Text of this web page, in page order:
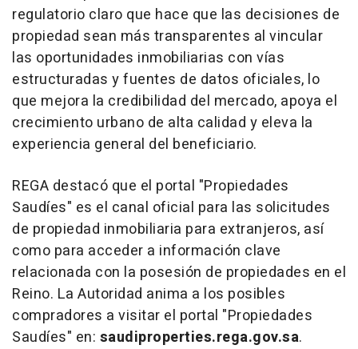
regulatorio claro que hace que las decisiones de
propiedad sean más transparentes al vincular
las oportunidades inmobiliarias con vías
estructuradas y fuentes de datos oficiales, lo
que mejora la credibilidad del mercado, apoya el
crecimiento urbano de alta calidad y eleva la
experiencia general del beneficiario.
REGA destacó que el portal "Propiedades
Saudíes" es el canal oficial para las solicitudes
de propiedad inmobiliaria para extranjeros, así
como para acceder a información clave
relacionada con la posesión de propiedades en el
Reino. La Autoridad anima a los posibles
compradores a visitar el portal "Propiedades
Saudíes" en: saudiproperties.rega.gov.sa.